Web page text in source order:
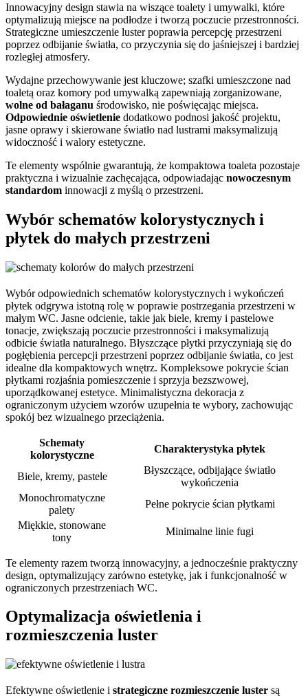
Innowacyjny design stawia na wiszące toalety i umywalki, które
optymalizują miejsce na podłodze i tworzą poczucie przestronności.
Strategiczne umieszczenie luster poprawia percepcję przestrzeni
poprzez odbijanie światła, co przyczynia się do jaśniejszej i bardziej
rozległej atmosfery.
Wydajne przechowywanie jest kluczowe; szafki umieszczone nad
toaletą oraz komory pod umywalką zapewniają zorganizowane,
wolne od bałaganu środowisko, nie poświęcając miejsca.
Odpowiednie oświetlenie dodatkowo podnosi jakość projektu,
jasne oprawy i skierowane światło nad lustrami maksymalizują
widoczność i walory estetyczne.
Te elementy wspólnie gwarantują, że kompaktowa toaleta pozostaje
praktyczna i wizualnie zachęcająca, odpowiadając nowoczesnym
standardom innowacji z myślą o przestrzeni.
Wybór schematów kolorystycznych i
płytek do małych przestrzeni
Wybór odpowiednich schematów kolorystycznych i wykończeń
płytek odgrywa istotną rolę w poprawie postrzegania przestrzeni w
małym WC. Jasne odcienie, takie jak biele, kremy i pastelowe
tonacje, zwiększają poczucie przestronności i maksymalizują
odbicie światła naturalnego. Błyszczące płytki przyczyniają się do
pogłębienia percepcji przestrzeni poprzez odbijanie światła, co jest
idealne dla kompaktowych wnętrz. Kompleksowe pokrycie ścian
płytkami rozjaśnia pomieszczenie i sprzyja bezszwowej,
uporządkowanej estetyce. Minimalistyczna dekoracja z
ograniczonym użyciem wzorów uzupełnia te wybory, zachowując
spokój bez wizualnego przeciążenia.
Schematy
kolorystyczne
Charakterystyka płytek
Biele, kremy, pastele
Błyszczące, odbijające światło
wykończenia
Monochromatyczne
palety
Pełne pokrycie ścian płytkami
Miękkie, stonowane
tony
Minimalne linie fugi
Te elementy razem tworzą innowacyjny, a jednocześnie praktyczny
design, optymalizujący zarówno estetykę, jak i funkcjonalność w
ograniczonych przestrzeniach WC.
Optymalizacja oświetlenia i
rozmieszczenia luster
Efektywne oświetlenie i strategiczne rozmieszczenie luster są